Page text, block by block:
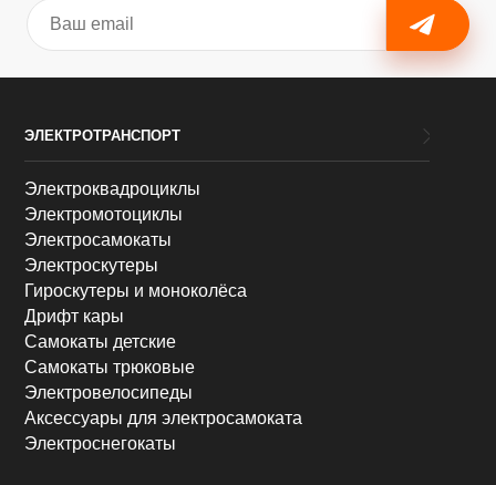
ЭЛЕКТРОТРАНСПОРТ
Электроквадроциклы
Электромотоциклы
Электросамокаты
Электроскутеры
Гироскутеры и моноколёса
Дрифт кары
Самокаты детские
Самокаты трюковые
Электровелосипеды
Аксессуары для электросамоката
Электроснегокаты